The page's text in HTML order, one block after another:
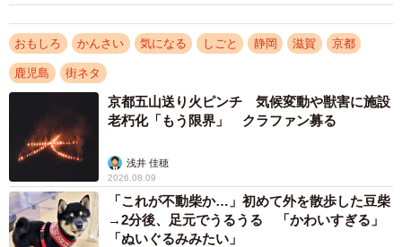
静岡・富士 富士市内の小学校で出前授業をする「お茶屋戦隊茶レンジ
ャー」（提供写真）
鹿児島県志布志市の製茶会社は、農薬などに頼らない独
自農法をアピールするため、害虫駆除や雑草除去などを担
う５台の機械に「茶畑戦隊茶レンジャー」と名付けた。
おもしろ かんさい 気になる しごと 静岡 滋賀 京都
鹿児島 街ネタ
京都五山送り火ピンチ 気候変動や獣害に施設
老朽化「もう限界」 クラファン募る
浅井 佳穂
2026.08.09
「これが不動柴か…」初めて外を散歩した豆柴
→2分後、足元でうるうる 「かわいすぎる」
「ぬいぐるみみたい」